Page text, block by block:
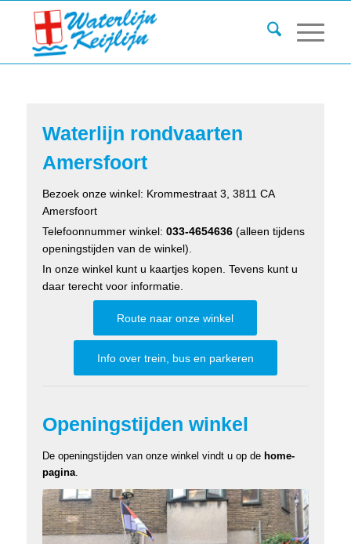
Waterlijn rondvaarten
Amersfoort
Bezoek onze winkel: Krommestraat 3, 3811 CA
Amersfoort
Telefoonnummer winkel: 033-4654636(alleen tijdens
openingstijden van de winkel).
In onze winkel kunt u kaartjes kopen. Tevens kunt u
daar terecht voor informatie.
Route naar onze winkel
Info over trein, bus en parkeren
Openingstijden winkel
De openingstijden van onze winkel vindt u op de home-
pagina.